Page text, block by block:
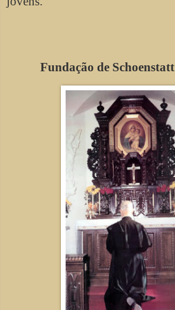
Fundação de Schoenstatt